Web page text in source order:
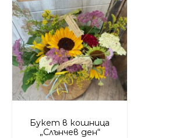
Букет в кошница
„Слънчев ден“